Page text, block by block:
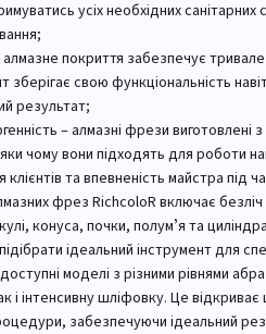
усіх необхідних
алмазне покриття забезпечує
зберігає свою функціональність
результат;
– алмазні фрези виготовлені
чому вони підходять для роботи
та впевненість майстра під
фрез RichcoloR включає
конуса, почки, полумʼя та
ідеальний інструмент для
доступні моделі з різними рівнями
і інтенсивну шліфовку. Це
забезпечуючи ідеальний